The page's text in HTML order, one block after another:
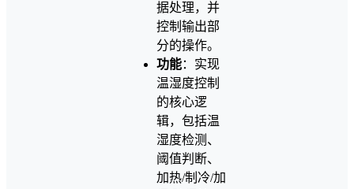
据处理，并
控制输出部
分的操作。
功能：实现
温湿度控制
的核心逻
辑，包括温
湿度检测、
阈值判断、
加热/制冷/加